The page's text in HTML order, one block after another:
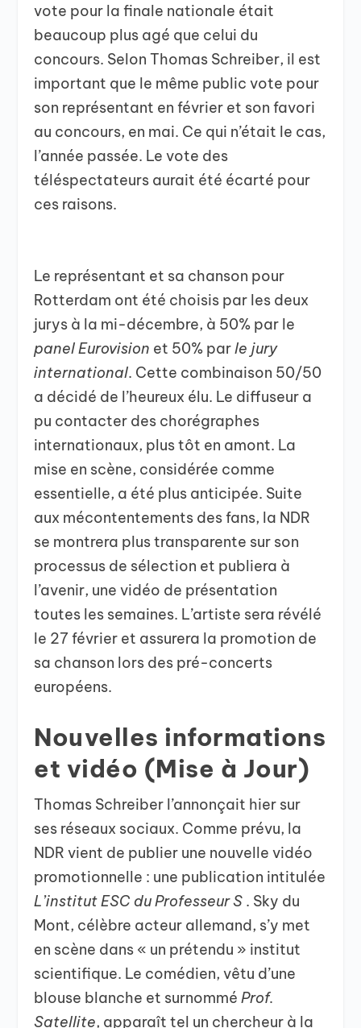
vote pour la finale nationale était
beaucoup plus agé que celui du
concours. Selon Thomas Schreiber, il est
important que le même public vote pour
son représentant en février et son favori
au concours, en mai. Ce qui n’était le cas,
l’année passée. Le vote des
téléspectateurs aurait été écarté pour
ces raisons.
Le représentant et sa chanson pour
Rotterdam ont été choisis par les deux
jurys à la mi-décembre, à 50% par le
panel Eurovision et 50% parle jury
international. Cette combinaison 50/50
a décidé de l’heureux élu. Le diffuseur a
pu contacter des chorégraphes
internationaux, plus tôt en amont. La
mise en scène, considérée comme
essentielle, a été plus anticipée. Suite
aux mécontentements des fans, la NDR
se montrera plus transparente sur son
processus de sélection et publiera à
l’avenir, une vidéo de présentation
toutes les semaines. L’artiste sera révélé
le 27 février et assurera la promotion de
sa chanson lors des pré-concerts
européens.
Nouvelles informations
et vidéo (Mise à Jour)
Thomas Schreiber l’annonçait hier sur
ses réseaux sociaux. Comme prévu, la
NDR vient de publier une nouvelle vidéo
promotionnelle : une publication intitulée
L’institut ESC du Professeur S . Sky du
Mont, célèbre acteur allemand, s’y met
en scène dans « un prétendu » institut
scientifique. Le comédien, vêtu d’une
blouse blanche et surnomméProf.
Satellite, apparaît tel un chercheur à la